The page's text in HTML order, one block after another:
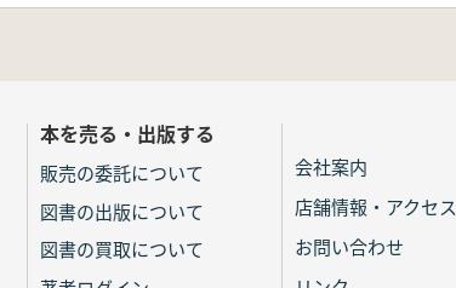
本を売る・出版する
販売の委託について
図書の出版について
図書の買取について
会社案内
店舗情報・アクセス
お問い合わせ